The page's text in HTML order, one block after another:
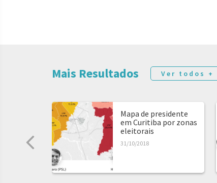
Mais Resultados Ver todos +
Mapa de presidente
em Curitiba por zonas
eleitorais
31/10/2018